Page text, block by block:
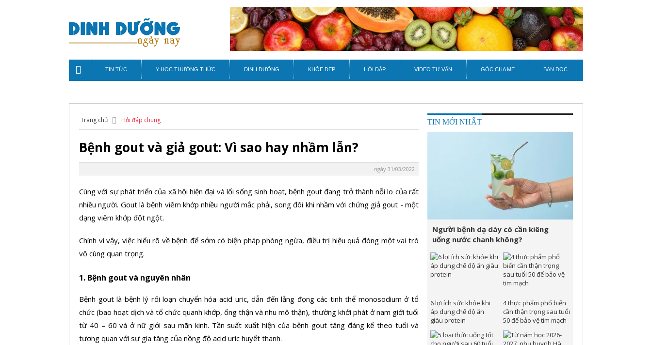
TIN TỨC Y HỌC THƯỜNG THỨC DINH DƯỠNG KHỎE ĐẸP HỎI ĐÁP VIDEO TƯ VẤN GÓC CHA MẸ BẠN ĐỌC
Trang chủ Hỏi đáp chung
Bệnh gout và giả gout: Vì sao hay nhầm lẫn?
ngày 31/03/2022
Cùng với sự phát triển của xã hội hiện đại và lối sống sinh hoạt, bệnh gout đang trở thành nỗi lo của rất
nhiều người. Gout là bệnh viêm khớp nhiều người mắc phải, song đôi khi nhầm với chứng giả gout - một
dạng viêm khớp đột ngột.
Chính vì vậy, việc hiểu rõ về bệnh để sớm có biện pháp phòng ngừa, điều trị hiệu quả đóng một vai trò
vô cùng quan trọng.
1. Bệnh gout và nguyên nhân
Bệnh gout là bệnh lý rối loạn chuyển hóa acid uric, dẫn đến lắng đọng các tinh thể monosodium ở tổ
chức (bao hoạt dịch và tổ chức quanh khớp, ống thận và nhu mô thận), thường khởi phát ở nam giới tuổi
từ 40 – 60 và ở nữ giới sau mãn kinh. Tần suất xuất hiện của bệnh gout tăng đáng kể theo tuổi và
tương quan với sự gia tăng của nồng độ acid uric huyết thanh.
TIN MỚI NHẤT
Người bệnh dạ dày có cần kiêng
uống nước chanh không?
6 lợi ích sức khỏe khi
áp dụng chế độ ăn
giàu protein
4 thực phẩm phổ biến
cần thận trọng sau tuổi
50 để bảo vệ tim mạch